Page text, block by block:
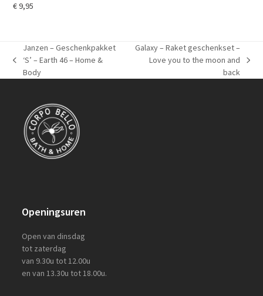
€9,95
previous
post:
Janzen – Geschenkpakket
‘S’ – Earth 46 – Home &
Body
post:
Galaxy – Raket geschenkset –
Love you to the moon and
back
Openingsuren
Open van dinsdag
tot zaterdag
van 9.30u tot 12.00u
en van 13.30u tot 18.00u.